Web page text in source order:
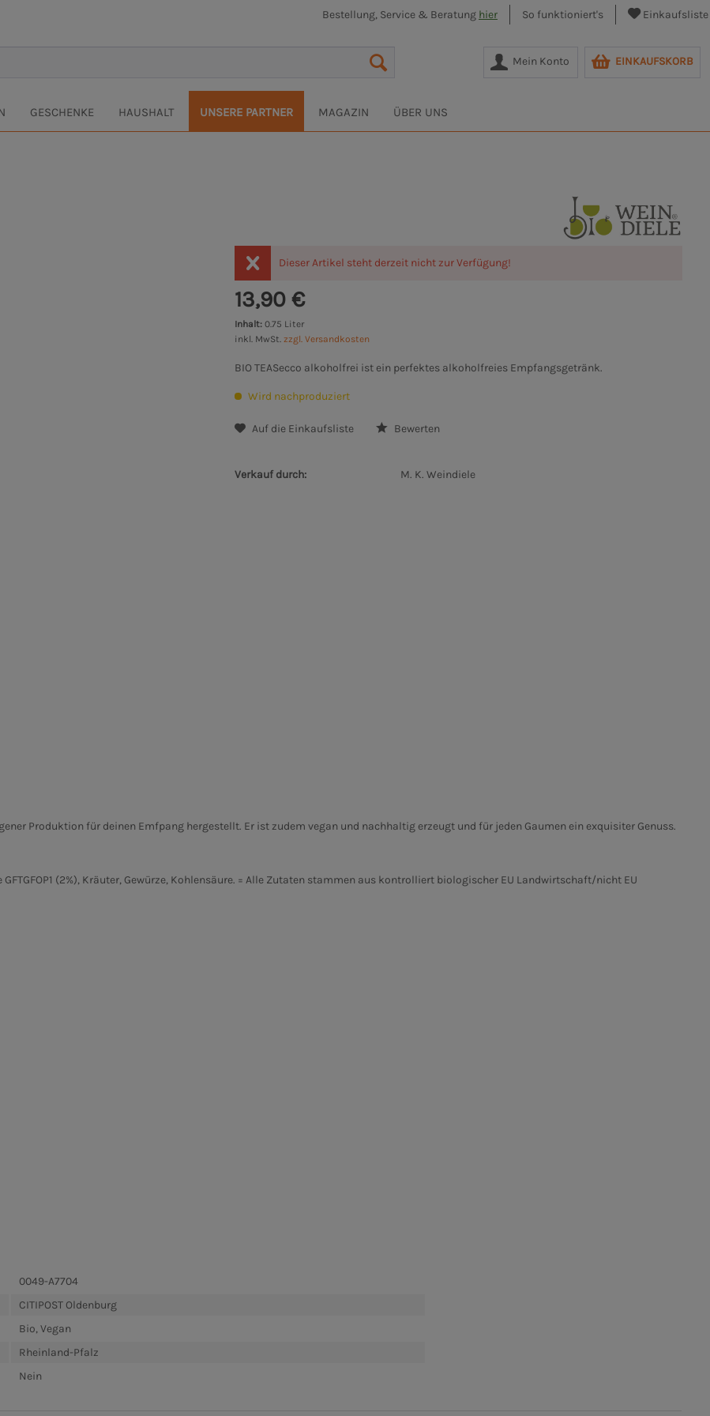
Bestellung, Service & Beratung hier So funktioniert's Einkaufsliste
Mein Konto EINKAUFSKORB
GESCHENKE HAUSHALT UNSERE PARTNER MAGAZIN ÜBER UNS
Dieser Artikel steht derzeit nicht zur Verfügung!
13,90 €
Inhalt:0.75 Liter
inkl. MwSt.zzgl. Versandkosten
BIO TEASecco alkoholfrei ist ein perfektes alkoholfreies Empfangsgetränk.
Wird nachproduziert
Auf die Einkaufsliste Bewerten
Verkauf durch: M. K. Weindiele
Produktion für deinen Emfpang hergestellt. Er ist zudem vegan und nachhaltig erzeugt und für jeden Gaumen ein exquisiter Genuss.
(2%), Kräuter, Gewürze, Kohlensäure. = Alle Zutaten stammen aus kontrolliert biologischer EU Landwirtschaft/nicht EU
0049-A7704
CITIPOST Oldenburg
Bio, Vegan
Rheinland-Pfalz
Nein